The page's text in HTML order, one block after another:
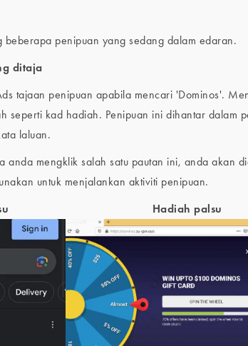
penipuan yang sedang dalam edaran.
ditaja
tajaan penipuan apabila mencari 'Dominos'.
seperti kad hadiah. Penipuan ini dihantar dalam
laluan.
anda mengklik salah satu pautan ini, anda akan
untuk menjalankan aktiviti penipuan.
Hadiah palsu